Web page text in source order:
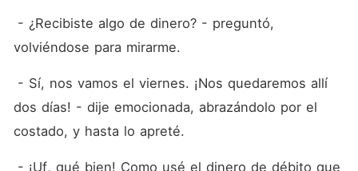
nueva oportunidad? ¡¡¡Ven a
volviéndose para mirarme.
dos días! - dije emocionada, abrazándolo por el
costado, y hasta lo apreté.